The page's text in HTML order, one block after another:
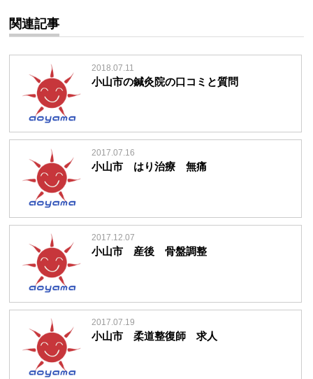
関連記事
2018.07.11
小山市の鍼灸院の口コミと質問
2017.07.16
小山市 はり治療 無痛
2017.12.07
小山市 産後 骨盤調整
2017.07.19
小山市 柔道整復師 求人